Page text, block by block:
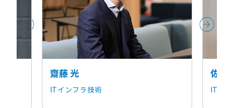
齋藤 光
ITインフラ技術
佐
IT